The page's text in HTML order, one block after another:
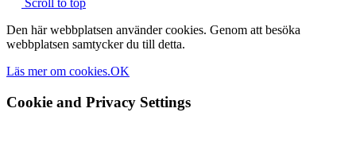
Scroll to top
Den här webbplatsen använder cookies. Genom att besöka
webbplatsen samtycker du till detta.
Läs mer om cookies.OK
Cookie and Privacy Settings